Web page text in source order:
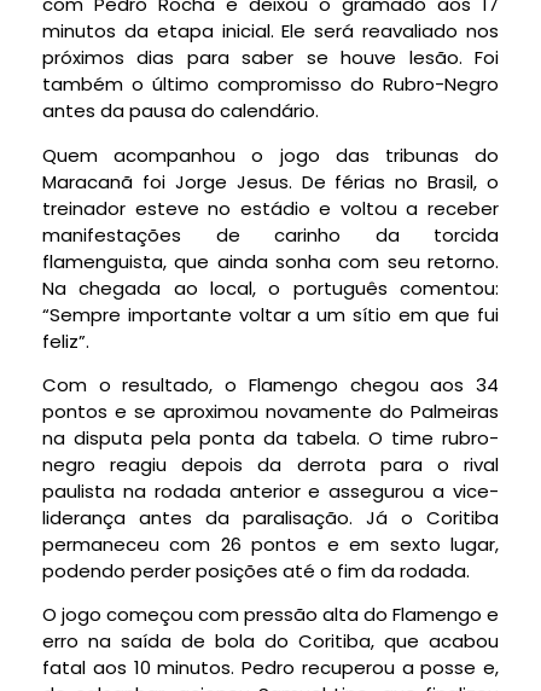
minutos da etapa inicial. Ele será reavaliado nos
próximos dias para saber se houve lesão. Foi
também o último compromisso do Rubro-Negro
antes da pausa do calendário.
Quem acompanhou o jogo das tribunas do
Maracanã foi Jorge Jesus. De férias no Brasil, o
treinador esteve no estádio e voltou a receber
manifestações de carinho da torcida
flamenguista, que ainda sonha com seu retorno.
Na chegada ao local, o português comentou:
“Sempre importante voltar a um sítio em que fui
feliz”.
Com o resultado, o Flamengo chegou aos 34
pontos e se aproximou novamente do Palmeiras
na disputa pela ponta da tabela. O time rubro-
negro reagiu depois da derrota para o rival
paulista na rodada anterior e assegurou a vice-
liderança antes da paralisação. Já o Coritiba
permaneceu com 26 pontos e em sexto lugar,
podendo perder posições até o fim da rodada.
O jogo começou com pressão alta do Flamengo e
erro na saída de bola do Coritiba, que acabou
fatal aos 10 minutos. Pedro recuperou a posse e,